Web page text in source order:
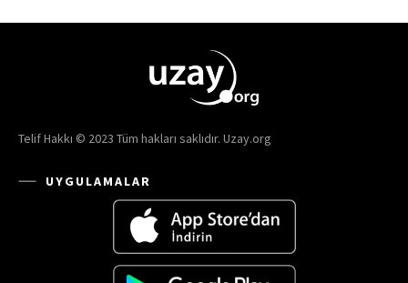
Telif Hakkı © 2023 Tüm hakları saklıdır. Uzay.org
UYGULAMALAR